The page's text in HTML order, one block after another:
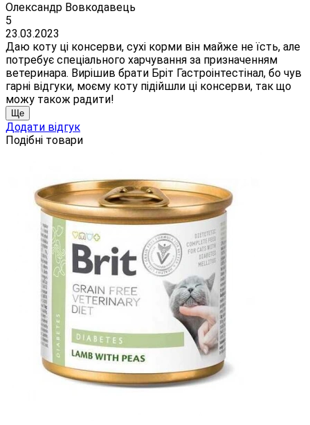
Олександр Вовкодавець
5
23.03.2023
Даю коту ці консерви, сухі корми він майже не їсть, але
потребує спеціального харчування за призначенням
ветеринара. Вирішив брати Бріт Гастроінтестінал, бо чув
гарні відгуки, моєму коту підійшли ці консерви, так що
можу також радити!
Ще
Додати відгук
Подібні товари